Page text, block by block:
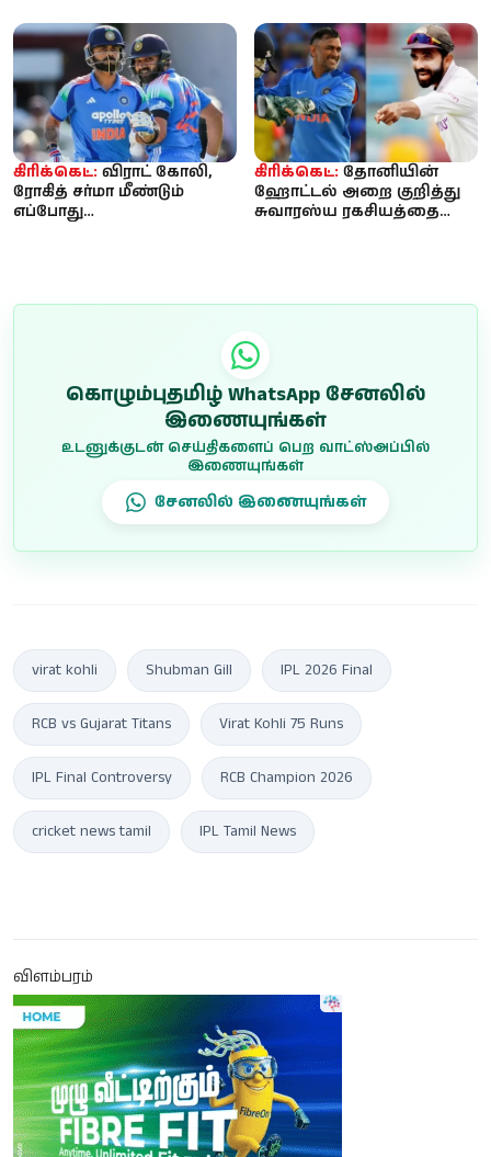
உலக கிரிக்கெட்...
கிரிக்கெட்: விராட் கோலி,
ரோகித் சர்மா மீண்டும்
எப்போது
கிரிக்கெட்: தோனியின்
ஹோட்டல் அறை குறித்து
சுவாரஸ்ய ரகசியத்தை
கொழும்புதமிழ் WhatsApp சேனலில்
இணையுங்கள்
உடனுக்குடன் செய்திகளைப் பெற வாட்ஸ்அப்பில்
இணையுங்கள்
சேனலில் இணையுங்கள்
virat kohli Shubman Gill IPL 2026 Final
RCB vs Gujarat Titans Virat Kohli 75 Runs
IPL Final Controversy RCB Champion 2026
cricket news tamil IPL Tamil News
விளம்பரம்